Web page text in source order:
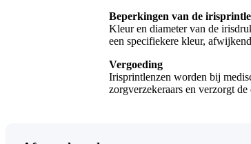
Beperkingen van de
Kleur en diameter van de
een specifiekere kleur,
Vergoeding
Irisprintlenzen worden bij
zorgverzekeraars en verzorgt